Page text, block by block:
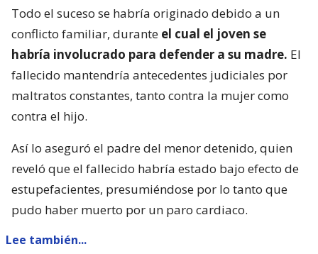
Todo el suceso se habría originado debido a un
conflicto familiar, durante el cual el joven se
habría involucrado para defender a su madre. El
fallecido mantendría antecedentes judiciales por
maltratos constantes, tanto contra la mujer como
contra el hijo.
Así lo aseguró el padre del menor detenido, quien
reveló que el fallecido habría estado bajo efecto de
estupefacientes, presumiéndose por lo tanto que
pudo haber muerto por un paro cardiaco.
Lee también...